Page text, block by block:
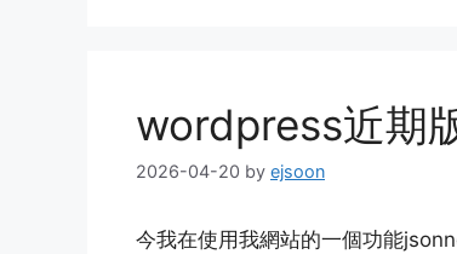
wordpress近期
2026-04-20 by ejsoon
今我在使用我網站的一個功能